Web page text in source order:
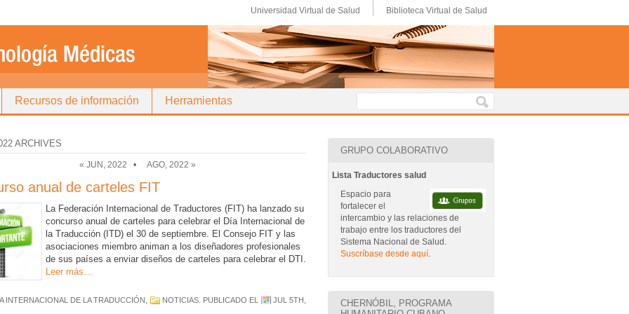
Universidad Virtual de Salud Biblioteca Virtual de Salud
Recursos de información Herramientas
ARCHIVES
« JUN, 2022 • AGO, 2022 »
anual de carteles FIT
La Federación Internacional de Traductores (FIT) ha lanzado su
concurso anual de carteles para celebrar el Día Internacional de
la Traducción (ITD) el 30 de septiembre. El Consejo FIT y las
asociaciones miembro animan a los diseñadores profesionales
de sus países a enviar diseños de carteles para celebrar el DTI.
Leer más…
INTERNACIONAL DE LA TRADUCCIÓN NOTICIAS. PUBLICADO EL
JUL 5TH,
GRUPO COLABORATIVO
Lista Traductores salud
Espacio para
fortalecer el
intercambio y las relaciones de
trabajo entre los traductores del
Sistema Nacional de Salud.
Suscríbase desde aquí.
CHERNÓBIL, PROGRAMA